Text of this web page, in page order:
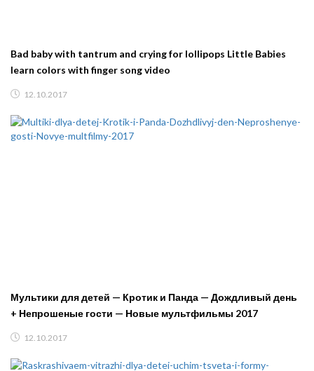
Bad baby with tantrum and crying for lollipops Little Babies
learn colors with finger song video
12.10.2017
Мультики для детей — Кротик и Панда — Дождливый день
+ Непрошеные гости — Новые мультфильмы 2017
12.10.2017